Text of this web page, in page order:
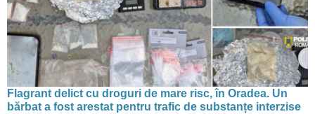
Flagrant delict cu droguri de mare risc, în Oradea. Un
bărbat a fost arestat pentru trafic de substanțe interzise